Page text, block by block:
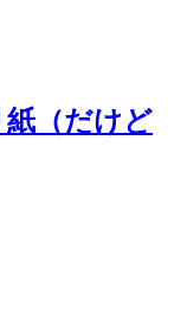
（だけど